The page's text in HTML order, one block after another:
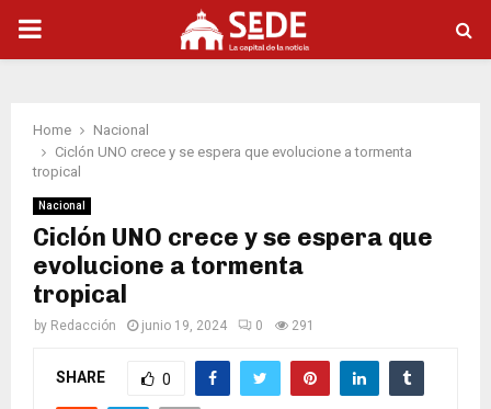
PRIMARY
Home
Nacional
Ciclón UNO crece y se espera que evolucione a tormenta
tropical
Nacional
Ciclón UNO crece y se espera que
evolucione a tormenta
tropical
by Redacción junio 19, 2024 0 291
SHARE 0